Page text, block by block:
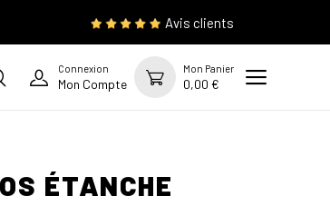
Avis clients
Connexion
Mon Compte
Mon Panier
0,00 €
ÉTANCHE